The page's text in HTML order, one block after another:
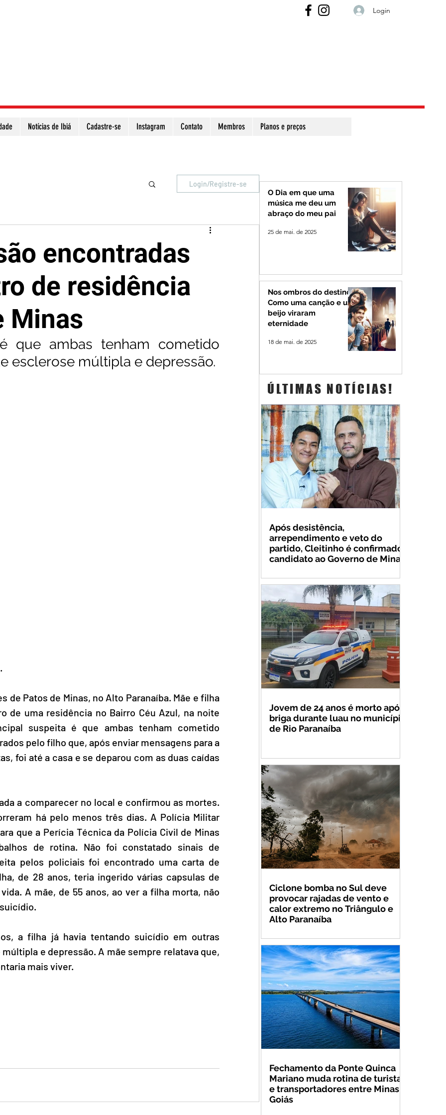
Login
Notícias de Ibiá Cadastre-se Instagram Contato Membros Planos e preços
Login/Registre-se
encontradas
de residência
Minas
que ambas tenham cometido
esclerose múltipla e depressão.
de Patos de Minas, no Alto Paranaíba. Mãe e filha
de uma residência no Bairro Céu Azul, na noite
suspeita é que ambas tenham cometido
pelo filho que, após enviar mensagens para a
foi até a casa e se deparou com as duas caídas
a comparecer no local e confirmou as mortes.
há pelo menos três dias. A Polícia Militar
que a Perícia Técnica da Polícia Civil de Minas
de rotina. Não foi constatado sinais de
pelos policiais foi encontrado uma carta de
de 28 anos, teria ingerido várias capsulas de
A mãe, de 55 anos, ao ver a filha morta, não
a filha já havia tentando suicídio em outras
e depressão. A mãe sempre relatava que,
mais viver.
O Dia em que uma
música me deu um
abraço do meu pai
25 de mai. de 2025
Nos ombros do destino:
Como uma canção e um
beijo viraram
eternidade
18 de mai. de 2025
ÚLTIMAS NOTÍCIAS!
Após desistência,
arrependimento e veto do
partido, Cleitinho é confirmado
candidato ao Governo de Minas
Jovem de 24 anos é morto após
briga durante luau no município
de Rio Paranaíba
Ciclone bomba no Sul deve
provocar rajadas de vento e
calor extremo no Triângulo e
Alto Paranaíba
Fechamento da Ponte Quinca
Mariano muda rotina de turistas
e transportadores entre Minas e
Goiás